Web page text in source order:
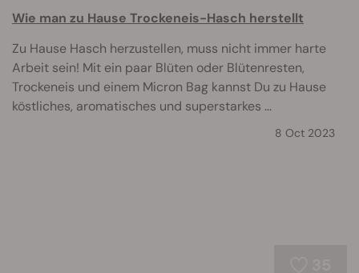
Wie man zu Hause Trockeneis-Hasch herstellt
Zu Hause Hasch herzustellen, muss nicht immer harte
Arbeit sein! Mit ein paar Blüten oder Blütenresten,
Trockeneis und einem Micron Bag kannst Du zu Hause
köstliches, aromatisches und superstarkes ...
8 Oct 2023